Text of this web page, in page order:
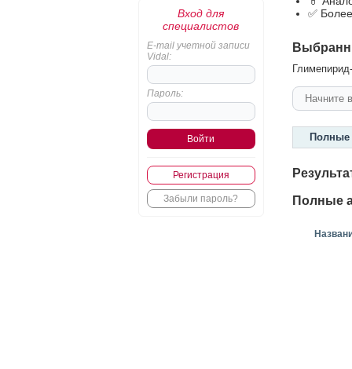
Вход для
специалистов
E-mail учетной записи
Vidal:
Пароль:
Регистрация
Забыли пароль?
✅
Полные
Полные